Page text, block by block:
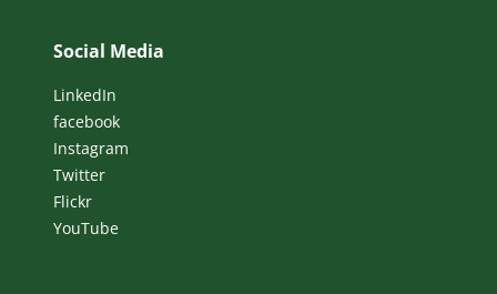
Social Media
LinkedIn
facebook
Instagram
Twitter
Flickr
YouTube